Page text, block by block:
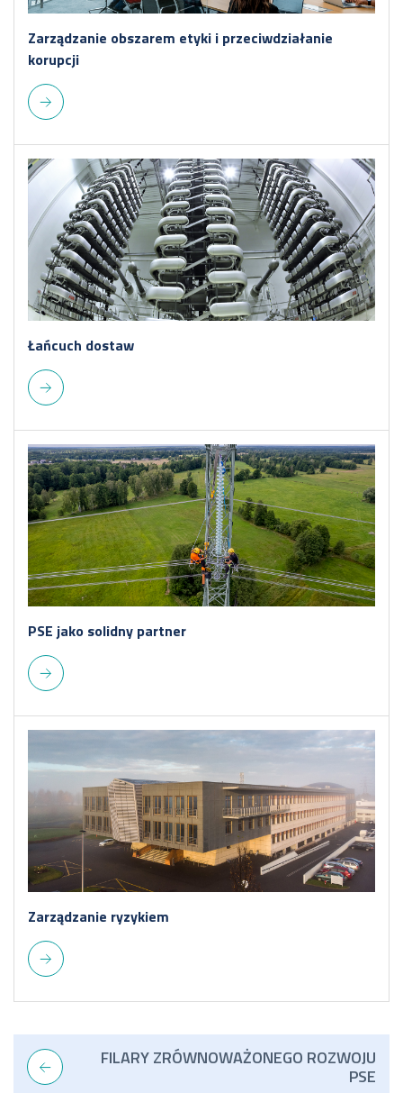
Zarządzanie obszarem etyki i przeciwdziałanie
korupcji
Łańcuch dostaw
PSE jako solidny partner
Zarządzanie ryzykiem
FILARY ZRÓWNOWAŻONEGO ROZWOJU
PSE